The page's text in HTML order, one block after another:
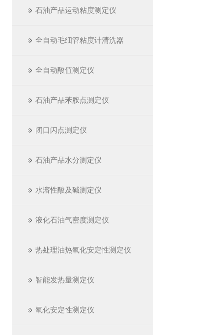
石油产品运动粘度测定仪
全自动毛细管粘度计清洗器
全自动酸值测定仪
石油产品苯胺点测定仪
闭口闪点测定仪
石油产品水分测定仪
水溶性酸及碱测定仪
液化石油气密度测定仪
热处理油热氧化安定性测定仪
智能发热量测定仪
氧化安定性测定仪